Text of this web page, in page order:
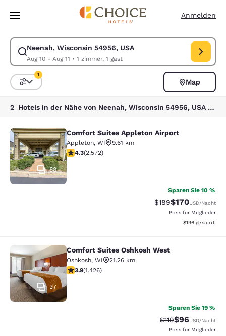
Weiter Zu Hauptinhalt
Anmelden
Neenah, Wisconsin 54956, USA
Aug 10 - Aug 11 • 1 zimmer, 1 gast
Suche für Neenah, Wisconsin 54956, USA ändern. Check-in-Datum Aug
Sortieren und Filtern,
1
Map
2 Hotels in der Nähe von Neenah, Wisconsin 54956, USA entsprechen Ihren Filtern
Comfort Suites Appleton Airport
88
Comfort Suites Appleton Airport
Appleton, WI
9.61 km
4.25-Sterne-Bewertung. Hervorragend. 2572
4.3(2.572)
Sparen Sie 10 %
Durchgestrichener
$189Vergünstigter
$170USD/Nacht
Preis für Mitglieder
Geschätzte
$196 gesamt
Comfort Suites Oshkosh West
37
Comfort Suites Oshkosh West
Oshkosh, WI
21.26 km
3.87-Sterne-Bewertung. Gut. 1426 Bewertungen
3.9(1.426)
Sparen Sie 19 %
Durchgestrichener
$119Vergünstigter
$96USD/Nacht
Preis für Mitglieder